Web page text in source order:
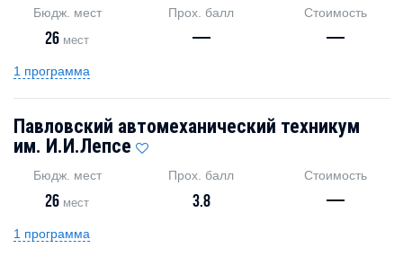
Бюдж. мест
26 мест
Прох. балл
—
Стоимость
—
1 программа
Павловский автомеханический техникум
им. И.И.Лепсе
Бюдж. мест
26 мест
Прох. балл
3.8
Стоимость
—
1 программа